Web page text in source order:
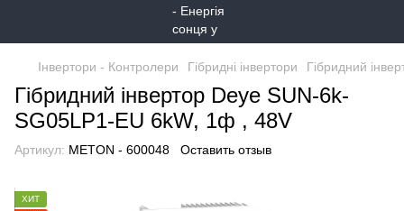
Інвертори - Контролери Гібридні інвертори Гібридний
Гібридний інвертор Deye SUN-6k-
SG05LP1-EU 6kW, 1ф , 48V
Артикул: METON - 600048 Оставить отзыв
ХИТ